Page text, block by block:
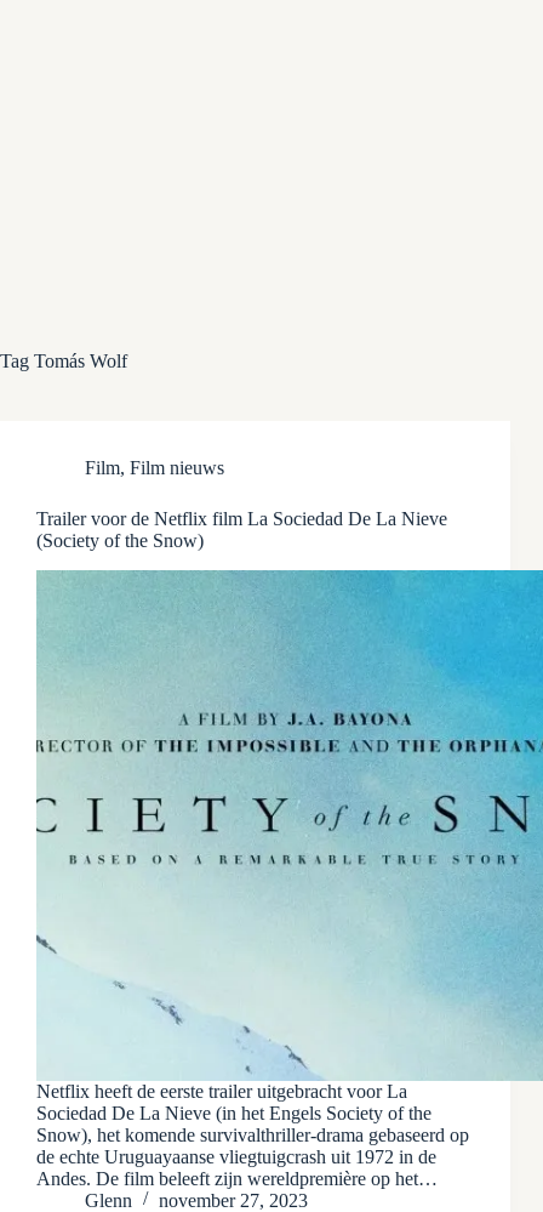
Tag Tomás Wolf
Film, Film nieuws
Trailer voor de Netflix film La Sociedad De La Nieve
(Society of the Snow)
Netflix heeft de eerste trailer uitgebracht voor La
Sociedad De La Nieve (in het Engels Society of the
Snow), het komende survivalthriller-drama gebaseerd op
de echte Uruguayaanse vliegtuigcrash uit 1972 in de
Andes. De film beleeft zijn wereldpremière op het…
Glenn
november 27, 2023